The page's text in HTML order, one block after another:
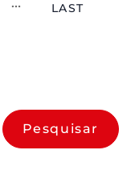
LAST
Pesquisar